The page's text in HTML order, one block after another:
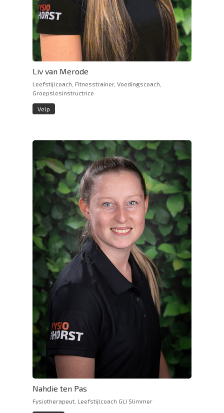
Liv van Merode
Leefstijlcoach, Fitnesstrainer, Voedingscoach,
Groepslesinstructrice
Velp
Nahdie ten Pas
Fysiotherapeut, Leefstijlcoach GLI Slimmer